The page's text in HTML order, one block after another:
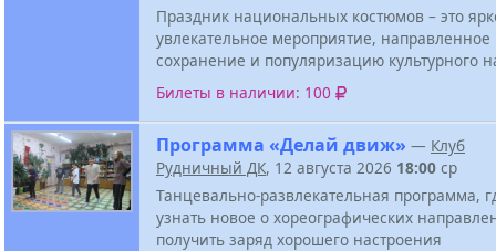
Праздник национальных костюмов – это
увлекательное мероприятие, направленное
сохранение и популяризацию культурного
Билеты в наличии: 100
Программа «Делай движ» — Клуб
Рудничный ДК, 12 августа 2026 18:00 ср
Танцевально-развлекательная программа,
узнать новое о хореографических
получить заряд хорошего настроения